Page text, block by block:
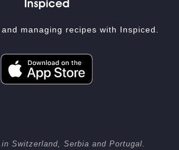
managing recipes with Inspiced.
Switzerland, Serbia and Portugal.